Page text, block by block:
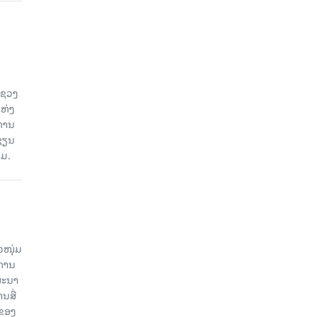
ວງ
ງ
ນ
ນ
.
ໜຸ່ມ
ນ
ນາ
ນສື່
ງ